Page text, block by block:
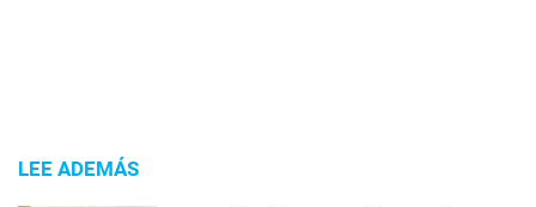
LEE ADEMÁS